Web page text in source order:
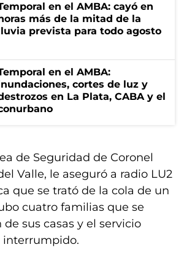
en el AMBA: cayó en
más de la mitad de la
prevista para todo agosto
en el AMBA:
cortes de luz y
en La Plata, CABA y el
de Seguridad de Coronel
Valle, le aseguró a radio LU2
que se trató de la cola de un
cuatro familias que se
sus casas y el servicio
interrumpido.